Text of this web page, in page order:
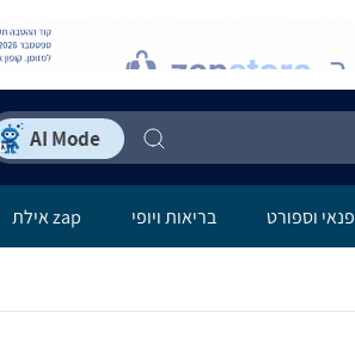
פנאי וספורט בריאות ויופי zap אילת